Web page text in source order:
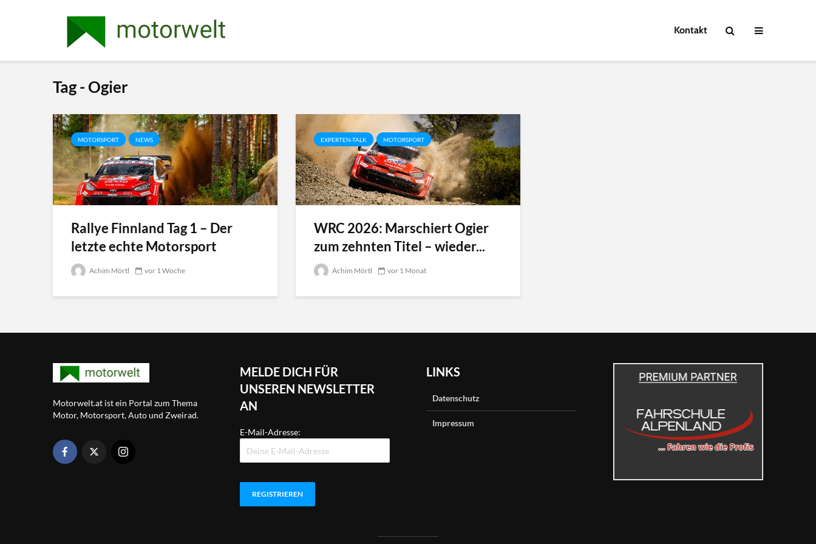
Kontakt
Tag - Ogier
MOTORSPORT NEWS
Rallye Finnland Tag 1 – Der
letzte echte Motorsport
Achim Mörtl vor 1 Woche
EXPERTEN-TALK MOTORSPORT
WRC 2026: Marschiert Ogier
zum zehnten Titel – wieder...
Achim Mörtl vor 1 Monat
Motorwelt.at ist ein Portal zum Thema
Motor, Motorsport, Auto und Zweirad.
MELDE DICH FÜR
UNSEREN NEWSLETTER
AN
E-Mail-Adresse:
LINKS
Datenschutz
Impressum